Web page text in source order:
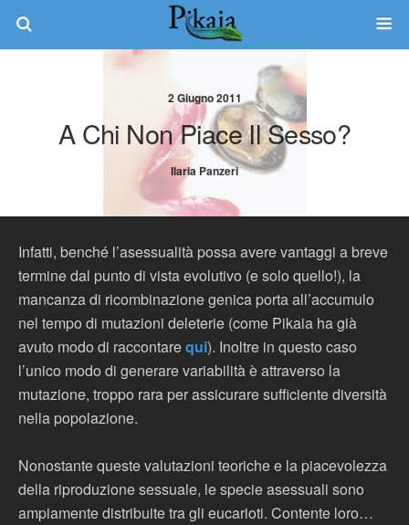
2 Giugno 2011
A Chi Non Piace Il Sesso?
Ilaria Panzeri
Infatti, benché l’asessualità possa avere vantaggi a breve
termine dal punto di vista evolutivo (e solo quello!), la
mancanza di ricombinazione genica porta all’accumulo
nel tempo di mutazioni deleterie (come Pikaia ha già
avuto modo di raccontarequi). Inoltre in questo caso
l’unico modo di generare variabilità è attraverso la
mutazione, troppo rara per assicurare sufficiente diversità
nella popolazione.
Nonostante queste valutazioni teoriche e la piacevolezza
della riproduzione sessuale, le specie asessuali sono
ampiamente distribuite tra gli eucarioti. Contente loro…